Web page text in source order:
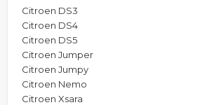
Citroen DS3
Citroen DS4
Citroen DS5
Citroen Jumper
Citroen Jumpy
Citroen Nemo
Citroen Xsara